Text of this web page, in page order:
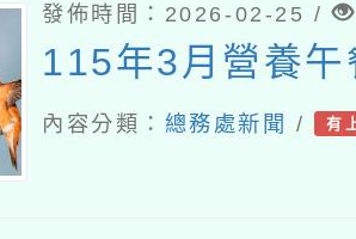
發佈時間：2026-02-25 /
115年3月營養
內容分類： 總務處新聞 / 有